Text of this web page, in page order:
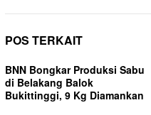
POS TERKAIT
BNN Bongkar Produksi Sabu
di Belakang Balok
Bukittinggi, 9 Kg Diamankan